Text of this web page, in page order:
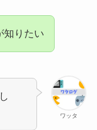
知りたい
ワッタ